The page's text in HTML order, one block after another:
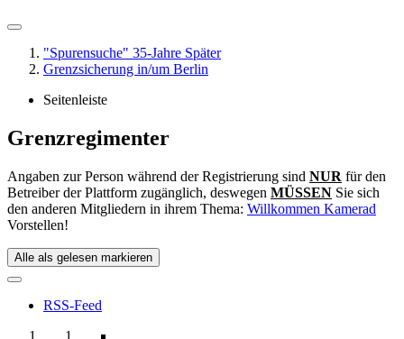
"Spurensuche" 35-Jahre Später
Grenzsicherung in/um Berlin
Seitenleiste
Grenzregimenter
Angaben zur Person während der Registrierung sind NUR für den
Betreiber der Plattform zugänglich, deswegen MÜSSEN Sie sich
den anderen Mitgliedern in ihrem Thema: Willkommen Kamerad
Vorstellen!
Alle als gelesen markieren
RSS-Feed